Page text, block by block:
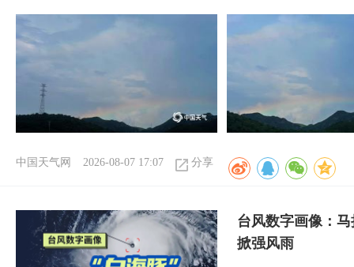
中国天气网 2026-08-07 17:07 分享
台风数字画像：
掀强风雨